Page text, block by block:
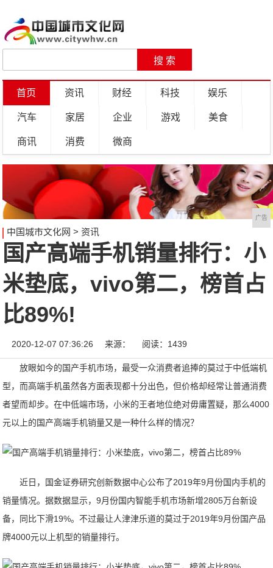
首页 资讯 财经 科技 娱乐
汽车 家居 企业 游戏 美食
商讯 消费 微商
广告
中国城市文化网 > 资讯
国产高端手机销量排行：小
米垫底，vivo第二，榜首占
比89%!
2020-12-07 07:36:26 来源： 阅读：1439
放眼如今的国产手机市场，最受一众消费者追捧的莫过于中低端机
型，而高端手机虽然各方面表现都十分出色，但价格却经常让普通消费
者望而却步。在中低端市场，小米的王者地位绝对毋庸置疑，那么4000
元以上的国产高端手机销量又是一种什么样的情况？
近日，国金证券研究创新数据中心公布了2019年9月份国内手机的
销量情况。据数据显示，9月份国内智能手机市场新增2805万台新设
备，同比下滑19%。不过最让人津津乐道的莫过于2019年9月份国产品
牌4000元以上机型的销量排行。